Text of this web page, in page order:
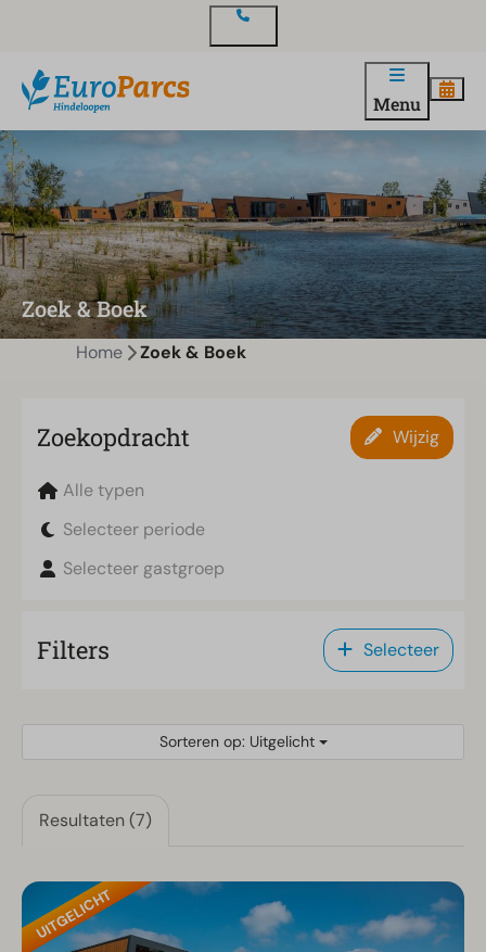
Menu
Zoek & Boek
Home Zoek & Boek
Zoekopdracht Wijzig
Alle typen
Selecteer periode
Selecteer gastgroep
Filters Selecteer
Sorteren op: Uitgelicht
Resultaten (7)
UITGELICHT